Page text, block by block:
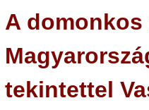
A domonkos
tekintettel